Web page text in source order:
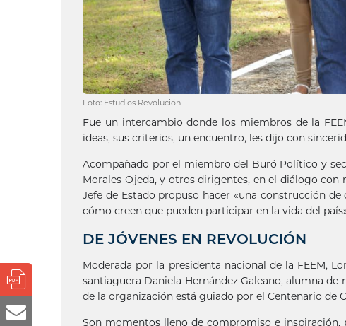
Foto: Estudios Revolución
Fue un intercambio donde los miembros de la
ideas, sus criterios, un encuentro, les dijo con
Acompañado por el miembro del Buró Político y
Morales Ojeda, y otros dirigentes, en el diálogo
Jefe de Estado propuso hacer «una construcción
cómo creen que pueden participar en la vida del
DE JÓVENES EN REVOLUCIÓN
Moderada por la presidenta nacional de la FEEM,
santiaguera Daniela Hernández Galeano, alumna
de la organización está guiado por el Centenario de
Son momentos lleno de compromiso e